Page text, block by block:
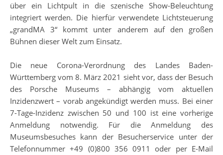
über ein Lichtpult in die szenische Show-Beleuchtung
integriert werden. Die hierfür verwendete Lichtsteuerung
„grandMA 3“ kommt unter anderem auf den großen
Bühnen dieser Welt zum Einsatz.
Die neue Corona-Verordnung des Landes Baden-
Württemberg vom 8. März 2021 sieht vor, dass der Besuch
des Porsche Museums – abhängig vom aktuellen
Inzidenzwert – vorab angekündigt werden muss. Bei einer
7-Tage-Inzidenz zwischen 50 und 100 ist eine vorherige
Anmeldung notwendig. Für die Anmeldung des
Museumsbesuches kann der Besucherservice unter der
Telefonnummer +49 (0)800 356 0911 oder per E-Mail